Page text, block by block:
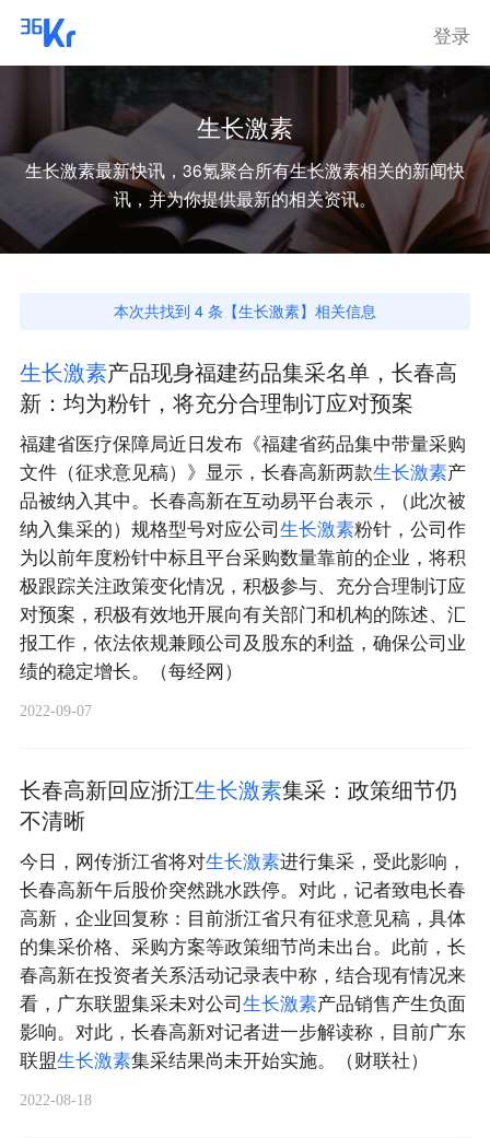
登录
生长激素
生长激素最新快讯，36氪聚合所有生长激素相关的新闻快
讯，并为你提供最新的相关资讯。
本次共找到 4 条【生长激素】相关信息
生长激素产品现身福建药品集采名单，长春高
新：均为粉针，将充分合理制订应对预案
福建省医疗保障局近日发布《福建省药品集中带量采购
文件（征求意见稿）》显示，长春高新两款生长激素产
品被纳入其中。长春高新在互动易平台表示，（此次被
纳入集采的）规格型号对应公司生长激素粉针，公司作
为以前年度粉针中标且平台采购数量靠前的企业，将积
极跟踪关注政策变化情况，积极参与、充分合理制订应
对预案，积极有效地开展向有关部门和机构的陈述、汇
报工作，依法依规兼顾公司及股东的利益，确保公司业
绩的稳定增长。（每经网）
2022-09-07
长春高新回应浙江生长激素集采：政策细节仍
不清晰
今日，网传浙江省将对生长激素进行集采，受此影响，
长春高新午后股价突然跳水跌停。对此，记者致电长春
高新，企业回复称：目前浙江省只有征求意见稿，具体
的集采价格、采购方案等政策细节尚未出台。此前，长
春高新在投资者关系活动记录表中称，结合现有情况来
看，广东联盟集采未对公司生长激素产品销售产生负面
影响。对此，长春高新对记者进一步解读称，目前广东
联盟生长激素集采结果尚未开始实施。（财联社）
2022-08-18